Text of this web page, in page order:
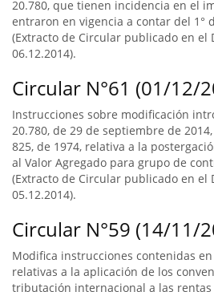
20.780, que tienen incidencia en el
entraron en vigencia a contar del 1°
(Extracto de Circular publicado en el
06.12.2014).
Circular N°61 (01/12/
Instrucciones sobre modificación
20.780, de 29 de septiembre de
825, de 1974, relativa a la
al Valor Agregado para grupo de
(Extracto de Circular publicado en el
05.12.2014).
Circular N°59 (14/11/
Modifica instrucciones contenidas en
relativas a la aplicación de los
tributación internacional a las